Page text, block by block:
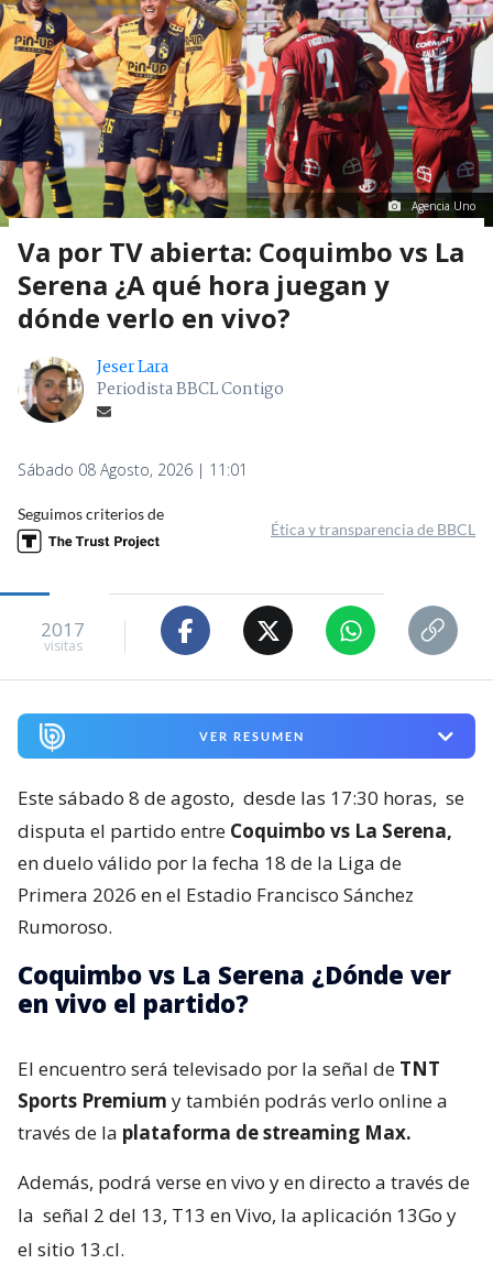
Agencia Uno
Va por TV abierta: Coquimbo vs La
Serena ¿A qué hora juegan y
dónde verlo en vivo?
Jeser Lara
Periodista BBCL Contigo
Sábado 08 Agosto, 2026 | 11:01
Seguimos criterios de
Ética y transparencia de BBCL
2017
visitas
VER RESUMEN
Este sábado 8 de agosto, desde las 17:30 horas, se
disputa el partido entre Coquimbo vs La Serena,
en duelo válido por la fecha 18 de la Liga de
Primera 2026 en el Estadio Francisco Sánchez
Rumoroso.
Coquimbo vs La Serena ¿Dónde ver
en vivo el partido?
El encuentro será televisado por la señal de TNT
Sports Premium y también podrás verlo online a
través de la plataforma de streaming Max.
Además, podrá verse en vivo y en directo a través de
la señal 2 del 13, T13 en Vivo, la aplicación 13Go y
el sitio 13.cl.